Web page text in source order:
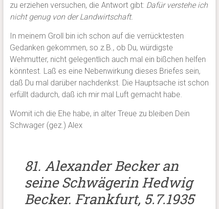
zu erziehen versuchen, die Antwort gibt: Dafür verstehe ich
nicht genug von der Landwirtschaft.
In meinem Groll bin ich schon auf die verrücktesten
Gedanken gekommen, so z.B., ob Du, würdigste
Wehmutter, nicht gelegentlich auch mal ein bißchen helfen
könntest. Laß es eine Nebenwirkung dieses Briefes sein,
daß Du mal darüber nachdenkst. Die Hauptsache ist schon
erfüllt dadurch, daß ich mir mal Luft gemacht habe.
Womit ich die Ehe habe, in alter Treue zu bleiben Dein
Schwager (gez.) Alex
81. Alexander Becker an
seine Schwägerin Hedwig
Becker. Frankfurt, 5.7.1935